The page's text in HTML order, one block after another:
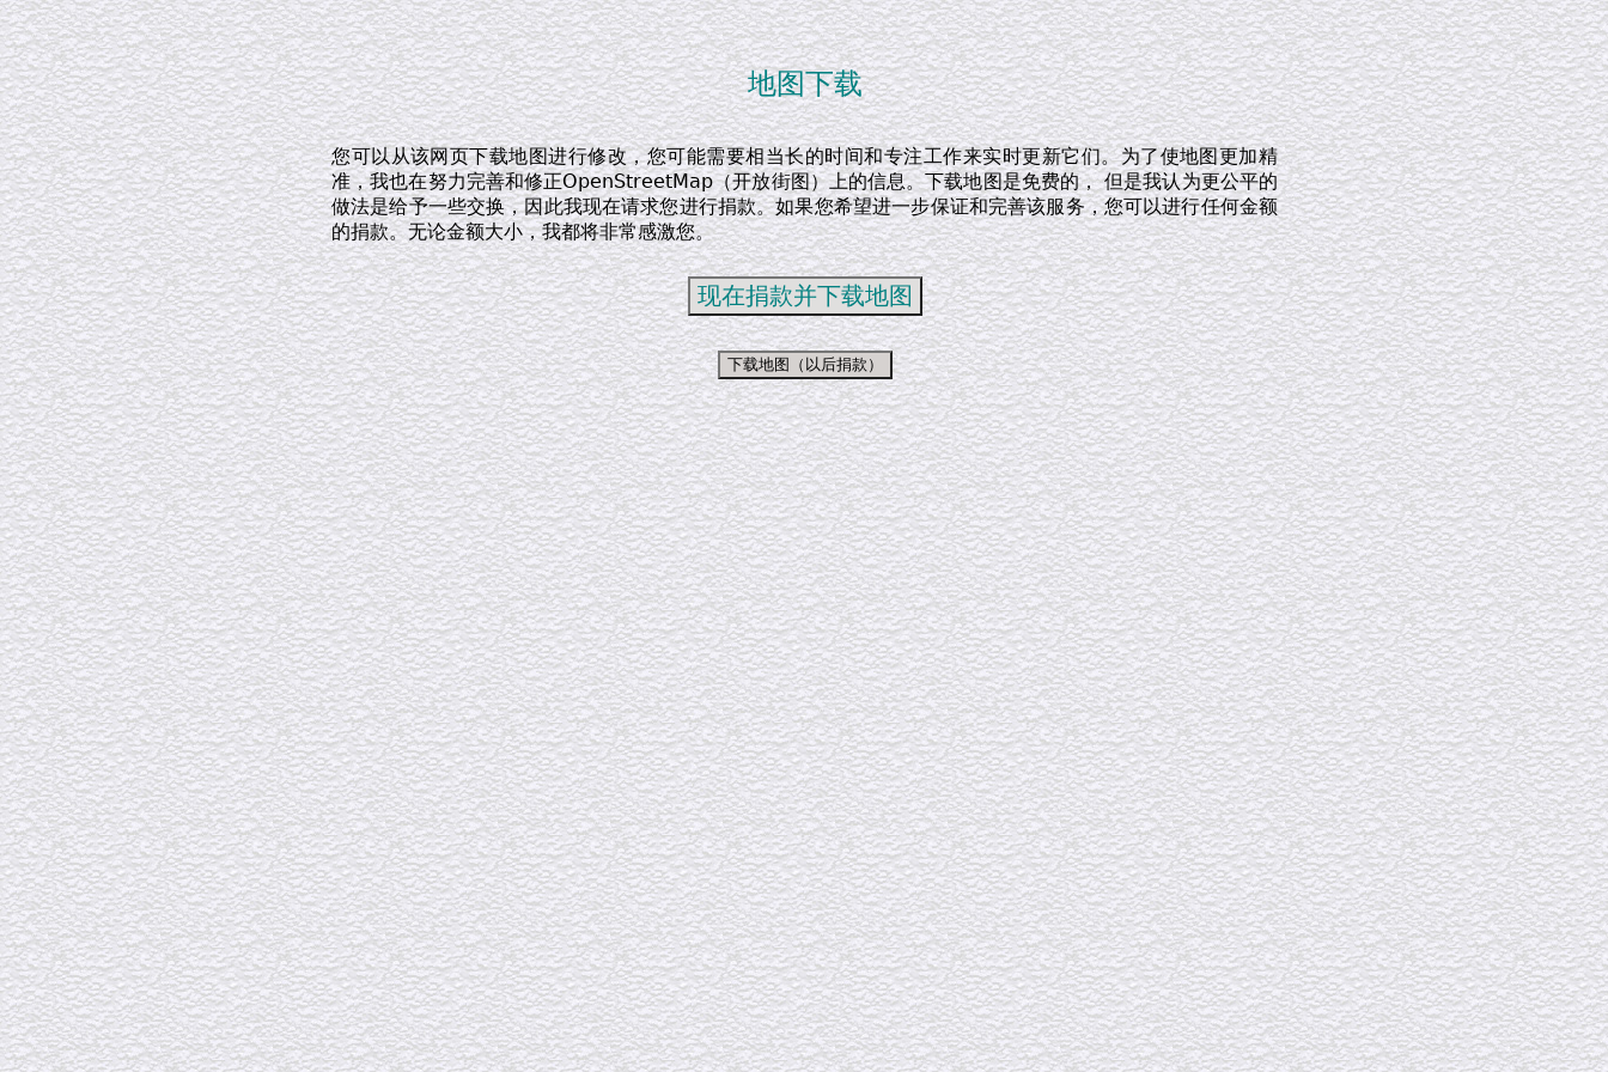
地图下载
您可以从该网页下载地图进行修改，您可能需要相当长的时间和专注工作来实时更新它们。为了使地图更加精
准，我也在努力完善和修正OpenStreetMap（开放街图）上的信息。下载地图是免费的， 但是我认为更公平的
做法是给予一些交换，因此我现在请求您进行捐款。如果您希望进一步保证和完善该服务，您可以进行任何金额
的捐款。无论金额大小，我都将非常感激您。